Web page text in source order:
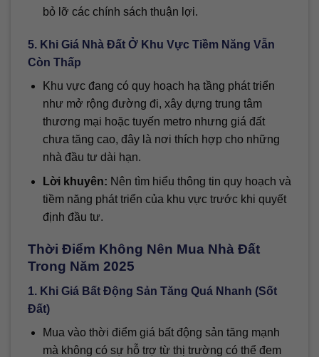
bỏ lỡ các chính sách thuận lợi.
5. Khi Giá Nhà Đất Ở Khu Vực Tiềm Năng Vẫn
Còn Thấp
Khu vực đang có quy hoạch hạ tầng phát triển
như mở rộng đường đi, xây dựng trung tâm
thương mại hoặc tuyến metro nhưng giá đất
chưa tăng cao, đây là nơi thích hợp cho những
nhà đầu tư dài hạn.
Lời khuyên: Nên tìm hiểu thông tin quy hoạch và
tiềm năng phát triển của khu vực trước khi quyết
định đầu tư.
Thời Điểm Không Nên Mua Nhà Đất
Trong Năm 2025
1. Khi Giá Bất Động Sản Tăng Quá Nhanh (Sốt
Đất)
Mua vào thời điểm giá bất động sản tăng mạnh
mà không có sự hỗ trợ từ thị trường có thể đem